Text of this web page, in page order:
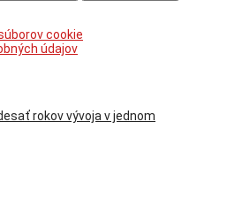
cookie
údajov
rokov vývoja v jednom